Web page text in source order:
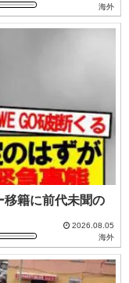
海外
移籍に前代未聞の
2026.08.05
海外